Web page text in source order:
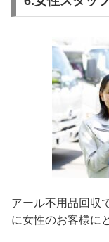
アール不用品回収
に女性のお客様に